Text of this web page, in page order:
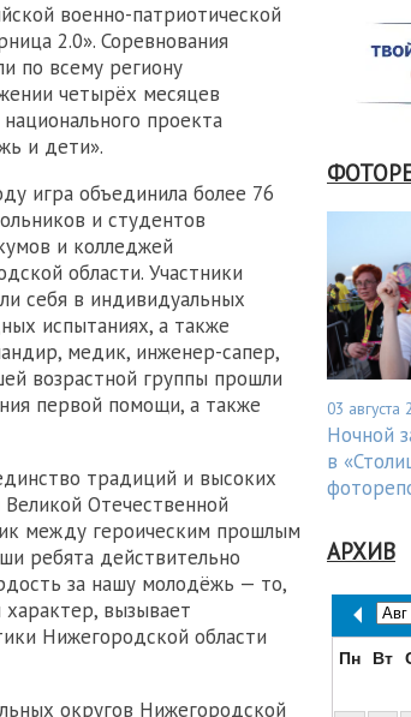
военно-патриотической
2.0». Соревнования
по всему региону
четырёх месяцев
проекта
и дети».
игра объединила более 76
и студентов
и колледжей
области. Участники
себя в индивидуальных
испытаниях, а также
медик, инженер-сапер,
возрастной группы прошли
первой помощи, а также
традиций и высоких
Отечественной
между героическим прошлым
ребята действительно
за нашу молодёжь — то,
вызывает
Нижегородской области
округов Нижегородской
03 августа
Ночной
в
АРХИВ
Пн Вт